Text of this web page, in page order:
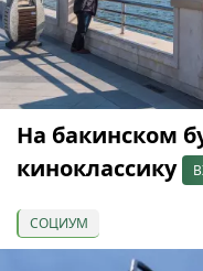
На бакинском
киноклассику
СОЦИУМ